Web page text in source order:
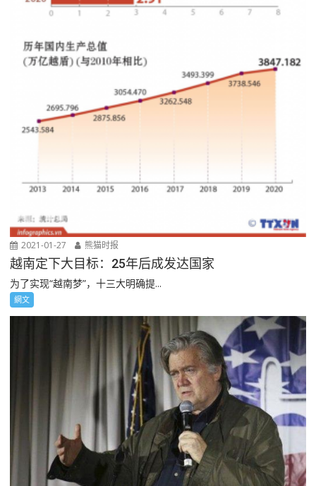
2021-01-27 熊猫时报
越南定下大目标：25年后成发达国家
为了实现“越南梦”，十三大明确提...
網文